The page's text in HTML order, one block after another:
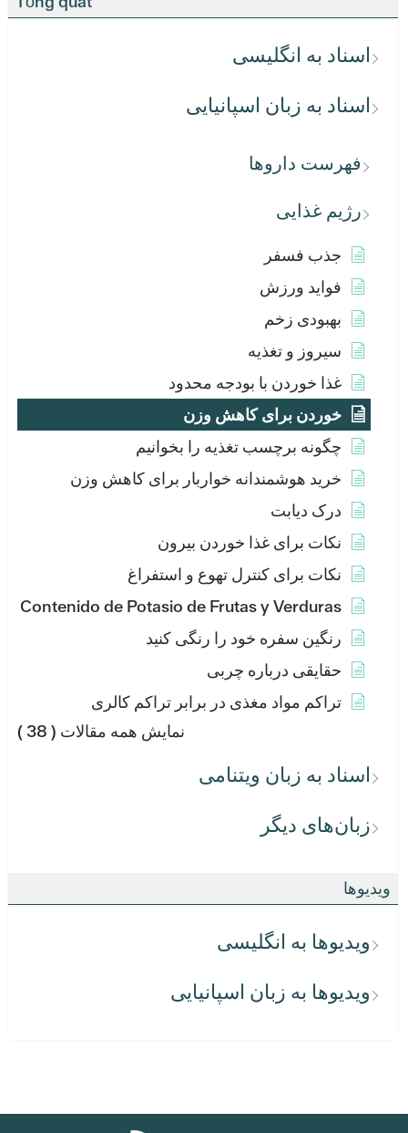
اسناد به انگلیسی
اسناد به زبان اسپانیایی
فهرست داروها
رژیم غذایی
جذب فسفر
فواید ورزش
بهبودی زخم
سیروز و تغذیه
غذا خوردن با بودجه محدود
خوردن برای کاهش وزن
چگونه برچسب تغذیه را بخوانیم
خرید هوشمندانه خواربار برای کاهش وزن
درک دیابت
نکات برای غذا خوردن بیرون
نکات برای کنترل تهوع و استفراغ
Contenido de Potasio de Frutas y Verduras
رنگین سفره خود را رنگی کنید
حقایقی درباره چربی
تراکم مواد مغذی در برابر تراکم کالری
نمایش همه مقالات ( 38 )
اسناد به زبان ویتنامی
زبان‌های دیگر
ویدیوها
ویدیوها به انگلیسی
ویدیوها به زبان اسپانیایی